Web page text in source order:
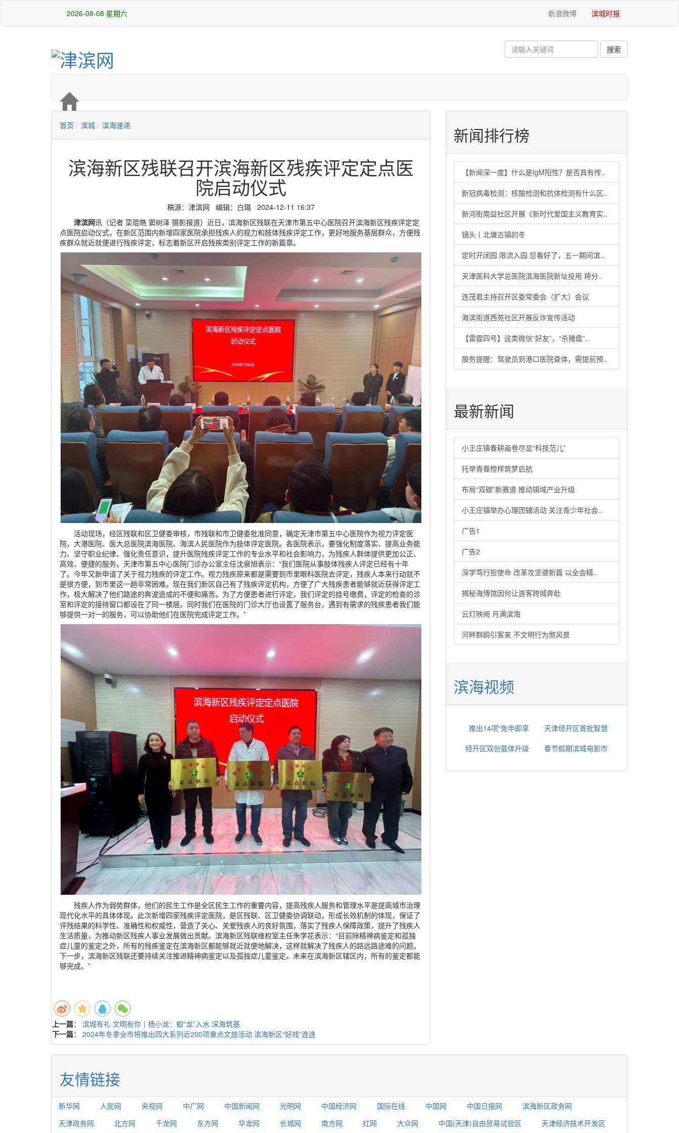
2026-08-08 星期六 新浪微博 滨城时报
首页 / 滨城 / 滨海速递
滨海新区残联召开滨海新区残疾评定定点医
院启动仪式
稿源：津滨网 编辑：白璐 2024-12-11 16:37
津滨网讯（记者 栾琨皓 窦树泽 摄影报道）近日，滨海新区残联在天津市第五中心医院召开滨海新区残疾评定定
点医院启动仪式，在新区范围内新增四家医院承担残疾人的视力和肢体残疾评定工作，更好地服务基层群众，方便残
疾群众就近就便进行残疾评定，标志着新区开启残疾类别评定工作的新篇章。
活动现场，经区残联和区卫健委审核，市残联和市卫健委批准同意，确定天津市第五中心医院作为视力评定医
院，大港医院、医大总医院滨海医院、海滨人民医院作为肢体评定医院。各医院表示，要强化制度落实、提高业务能
力、坚守职业纪律、强化责任意识，提升医院残疾评定工作的专业水平和社会影响力，为残疾人群体提供更加公正、
高效、便捷的服务。天津市第五中心医院门诊办公室主任沈泉旭表示：“我们医院从事肢体残疾人评定已经有十年
了。今年又新申请了关于视力残疾的评定工作。视力残疾原来都是需要到市里眼科医院去评定，残疾人本来行动就不
是很方便，到市里这一趟非常困难。现在我们新区自己有了残疾评定机构，方便了广大残疾患者能够就近获得评定工
作，极大解决了他们路途的奔波造成的不便和痛苦。为了方便患者进行评定，我们评定的挂号缴费，评定的检查的诊
室和评定的接待窗口都设在了同一楼层。同时我们在医院的门诊大厅也设置了服务台，遇到有需求的残疾患者我们能
够提供一对一的服务，可以协助他们在医院完成评定工作。”
残疾人作为弱势群体，他们的民生工作是全区民生工作的重要内容，提高残疾人服务和管理水平是提高城市治理
现代化水平的具体体现。此次新增四家残疾评定医院，是区残联、区卫健委协调联动，形成长效机制的体现，保证了
评残结果的科学性、准确性和权威性，营造了关心、关爱残疾人的良好氛围，落实了残疾人保障政策，提升了残疾人
生活质量，为推动新区残疾人事业发展做出贡献。滨海新区残联维权室主任朱学花表示：“目前除精神病鉴定和孤独
症儿童的鉴定之外，所有的残疾鉴定在滨海新区都能够就近就便地解决，这样就解决了残疾人的路远路途难的问题。
下一步，滨海新区残联还要持续关注推进精神病鉴定以及孤独症儿童鉴定。未来在滨海新区辖区内，所有的鉴定都能
够完成。”
上一篇： 滨城有礼 文明有你丨杨小龙：蛟“龙”入水 深海筑基
下一篇： 2024年冬季全市将推出四大系列近200项重点文旅活动 滨海新区“好戏”连连
新闻排行榜
【新闻深一度】什么是IgM阳性？是否具有传..
新冠病毒检测：核酸检测和抗体检测有什么区..
新河街南益社区开展《新时代爱国主义教育实..
镜头丨北塘古镇的冬
定时开闭园 限流入园 您看好了，五一期间滨..
天津医科大学总医院滨海医院新址投用 将分..
连茂君主持召开区委常委会（扩大）会议
海滨街道西苑社区开展反诈宣传活动
【雷霆四号】这类微信“好友”，“杀猪盘”..
服务提醒：驾驶员到港口医院查体，需提前预..
最新新闻
小王庄镇春耕画卷尽显“科技范儿”
托举青春榜样筑梦启航
布局“双碳”新赛道 推动镇域产业升级
小王庄镇举办心理团辅活动 关注青少年社会..
广告1
广告2
深学笃行担使命 改革攻坚谱新篇 以全会精..
揭秘海博馆因何让游客跨城奔赴
云灯映阙 月满滨海
河畔群鸥引客来 不文明行为煞风景
滨海视频
推出14项“免申即享
天津经开区首批智慧
经开区双创载体升级
春节假期滨城电影市
友情链接
新华网 人民网 央视网 中广网 中国新闻网 光明网 中国经济网 国际在线 中国网 中国日报网
滨海新区政务网
天津政务网
北方网 千龙网 东方网 华龙网 长城网 南方网 红网 大众网 中国(天津)自由贸易试验区 天津经济技术开发区